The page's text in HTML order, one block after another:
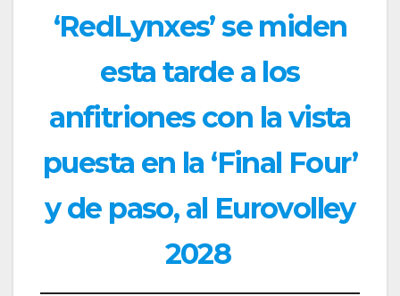
‘RedLynxes’ se miden
esta tarde a los
anfitriones con la vista
puesta en la ‘Final Four’
y de paso, al Eurovolley
2028